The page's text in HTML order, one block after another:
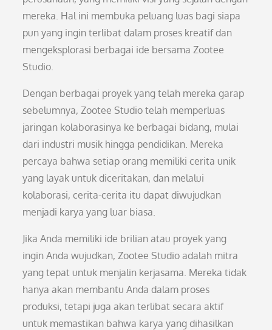
mereka. Hal ini membuka peluang luas bagi siapa
pun yang ingin terlibat dalam proses kreatif dan
mengeksplorasi berbagai ide bersama Zootee
Studio.
Dengan berbagai proyek yang telah mereka garap
sebelumnya, Zootee Studio telah memperluas
jaringan kolaborasinya ke berbagai bidang, mulai
dari industri musik hingga pendidikan. Mereka
percaya bahwa setiap orang memiliki cerita unik
yang layak untuk diceritakan, dan melalui
kolaborasi, cerita-cerita itu dapat diwujudkan
menjadi karya yang luar biasa.
Jika Anda memiliki ide brilian atau proyek yang
ingin Anda wujudkan, Zootee Studio adalah mitra
yang tepat untuk menjalin kerjasama. Mereka tidak
hanya akan membantu Anda dalam proses
produksi, tetapi juga akan terlibat secara aktif
untuk memastikan bahwa karya yang dihasilkan